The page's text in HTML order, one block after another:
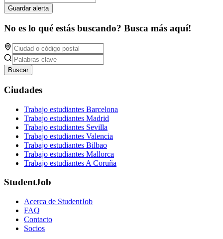
Guardar alerta
No es lo qué estás buscando? Busca más aquí!
Buscar
Ciudades
Trabajo estudiantes Barcelona
Trabajo estudiantes Madrid
Trabajo estudiantes Sevilla
Trabajo estudiantes Valencia
Trabajo estudiantes Bilbao
Trabajo estudiantes Mallorca
Trabajo estudiantes A Coruña
StudentJob
Acerca de StudentJob
FAQ
Contacto
Socios